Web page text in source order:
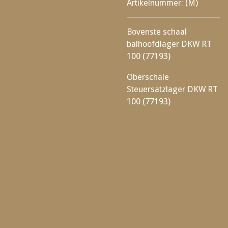
Artikelnummer: (M)
Bovenste schaal
balhoofdlager DKW RT
100 (77193)
Oberschale
Steuersatzlager DKW RT
100 (77193)